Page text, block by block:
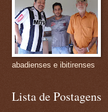
abadienses e ibitirenses
Lista de Postagens